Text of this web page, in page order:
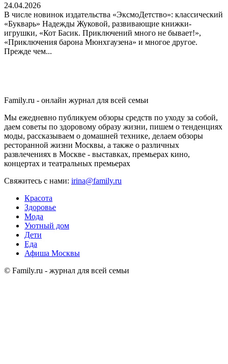
24.04.2026
В числе новинок издательства «ЭксмоДетство»: классический
«Букварь» Надежды Жуковой, развивающие книжки-
игрушки, «Кот Басик. Приключений много не бывает!»,
«Приключения барона Мюнхгаузена» и многое другое.
Прежде чем...
Family.ru - онлайн журнал для всей семьи
Мы ежедневно публикуем обзоры средств по уходу за собой,
даем советы по здоровому образу жизни, пишем о тенденциях
моды, рассказываем о домашней технике, делаем обзоры
ресторанной жизни Москвы, а также о различных
развлечениях в Москве - выставках, премьерах кино,
концертах и театральных премьерах
Свяжитесь с нами: irina@family.ru
Красота
Здоровье
Мода
Уютный дом
Дети
Еда
Афиша Москвы
© Family.ru - журнал для всей семьи